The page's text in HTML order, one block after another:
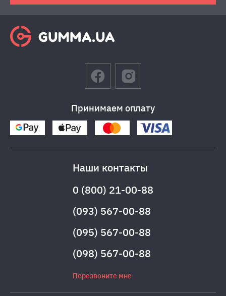
Принимаем оплату
Наши контакты
0 (800) 21-00-88
(093) 567-00-88
(095) 567-00-88
(098) 567-00-88
Перезвоните мне